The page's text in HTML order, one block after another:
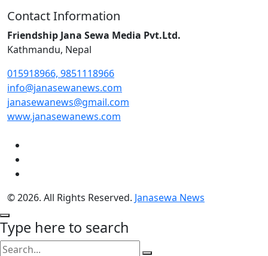
Contact Information
Friendship Jana Sewa Media Pvt.Ltd.
Kathmandu, Nepal
015918966, 9851118966
info@janasewanews.com
janasewanews@gmail.com
www.janasewanews.com
© 2026. All Rights Reserved. Janasewa News
Type here to search